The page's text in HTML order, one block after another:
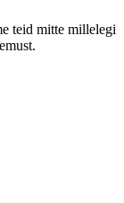
teid mitte millelegi